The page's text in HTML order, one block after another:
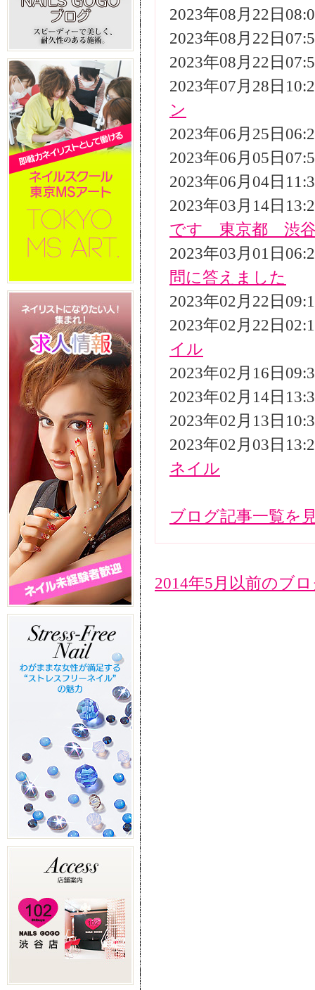
2023年08月22日
2023年08月22日
2023年08月22日
2023年07月28日
ン
2023年06月25日
2023年06月05日
2023年06月04日
2023年03月14日
です 東京都 渋
2023年03月01日
問に答えました
2023年02月22日
2023年02月22日
イル
2023年02月16日
2023年02月14日
2023年02月13日
2023年02月03日
ネイル
ブログ記事一覧を
2014年5月以前のブ